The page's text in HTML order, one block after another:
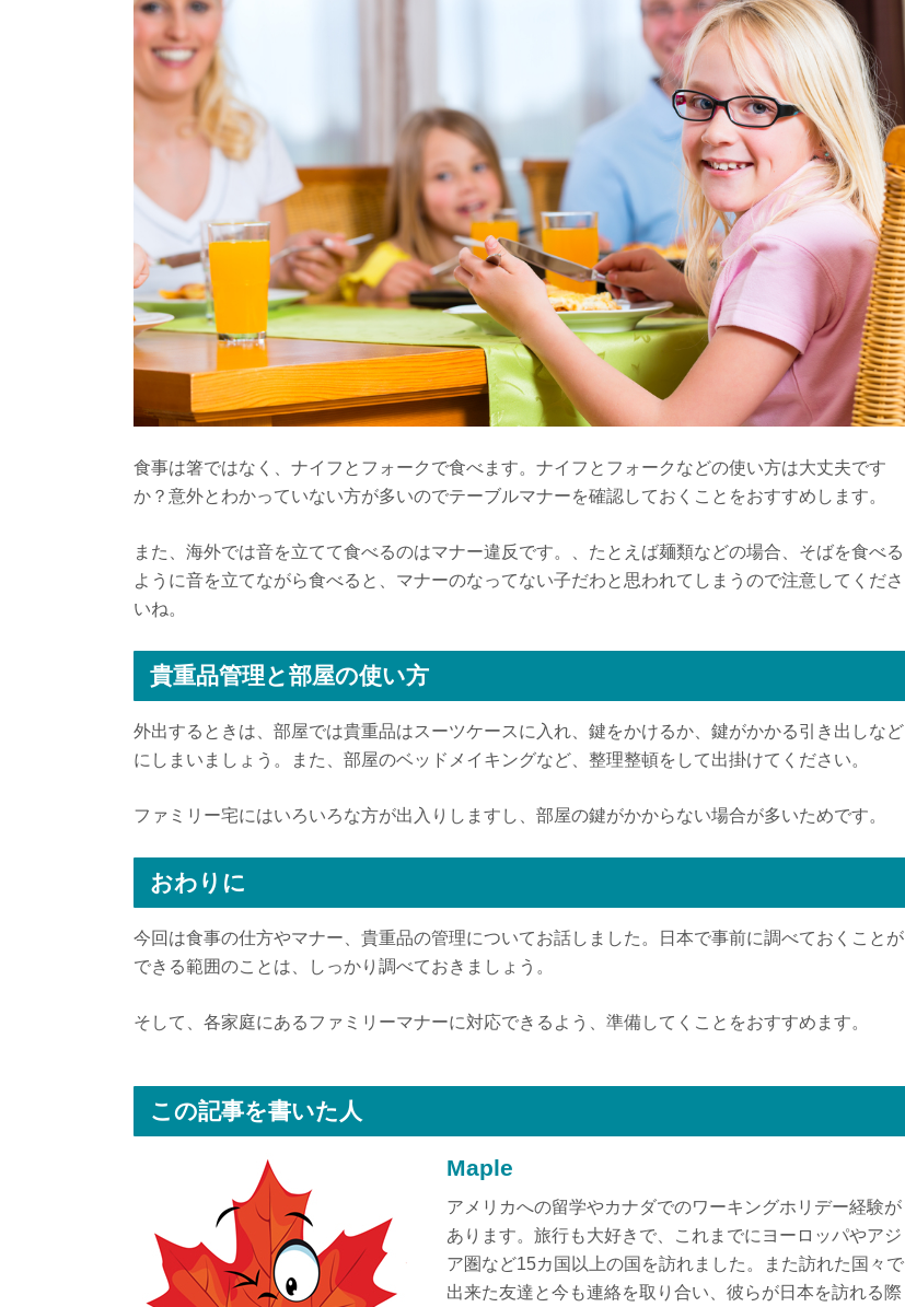
食事は箸ではなく、ナイフとフォークで食べます。ナイフとフォークなどの使い方は大丈夫です
か？意外とわかっていない方が多いのでテーブルマナーを確認しておくことをおすすめします。
また、海外では音を立てて食べるのはマナー違反です。、たとえば麺類などの場合、そばを食べる
ように音を立てながら食べると、マナーのなってない子だわと思われてしまうので注意してくださ
いね。
貴重品管理と部屋の使い方
外出するときは、部屋では貴重品はスーツケースに入れ、鍵をかけるか、鍵がかかる引き出しなど
にしまいましょう。また、部屋のベッドメイキングなど、整理整頓をして出掛けてください。
ファミリー宅にはいろいろな方が出入りしますし、部屋の鍵がかからない場合が多いためです。
おわりに
今回は食事の仕方やマナー、貴重品の管理についてお話しました。日本で事前に調べておくことが
できる範囲のことは、しっかり調べておきましょう。
そして、各家庭にあるファミリーマナーに対応できるよう、準備してくことをおすすめます。
この記事を書いた人
Maple
アメリカへの留学やカナダでのワーキングホリデー経験が
あります。旅行も大好きで、これまでにヨーロッパやアジ
ア圏など15カ国以上の国を訪れました。また訪れた国々で
出来た友達と今も連絡を取り合い、彼らが日本を訪れる際